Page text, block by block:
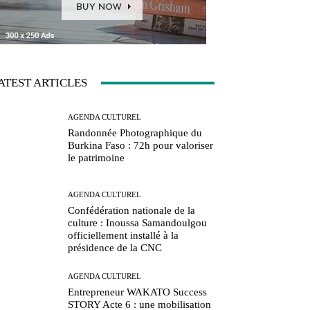
ARTICLES
AGENDA CULTUREL
Randonnée Photographique du
Burkina Faso : 72h pour valoriser
le patrimoine
AGENDA CULTUREL
Confédération nationale de la
culture : Inoussa Samandoulgou
officiellement installé à la
présidence de la CNC
AGENDA CULTUREL
Entrepreneur WAKATO Success
STORY Acte 6 : une mobilisation